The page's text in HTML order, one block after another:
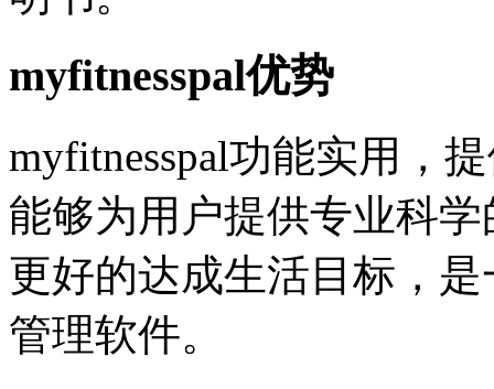
myfitnesspal优势
myfitnesspal功能实用，
能够为用户提供专业科
更好的达成生活目标，
管理软件。